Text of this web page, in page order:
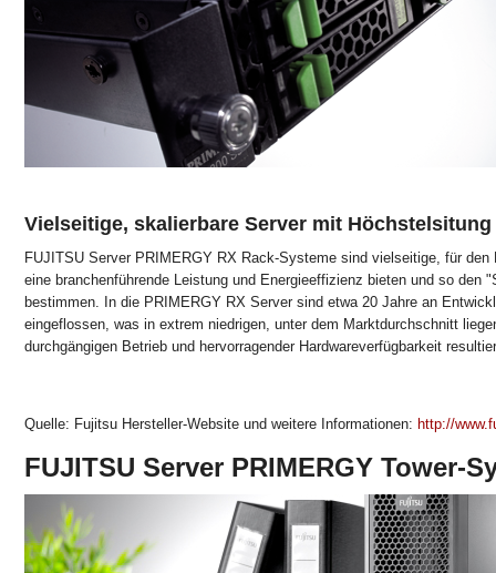
Vielseitige, skalierbare Server mit Höchstelsitung
FUJITSU Server PRIMERGY RX Rack-Systeme sind vielseitige, für den
eine branchenführende Leistung und Energieeffizienz bieten und so den
bestimmen. In die PRIMERGY RX Server sind etwa 20 Jahre an
eingeflossen, was in extrem niedrigen, unter dem Marktdurchschnitt
durchgängigen Betrieb und hervorragender Hardwareverfügbarkeit
Quelle: Fujitsu Hersteller-Website und weitere Informationen: http://
FUJITSU Server PRIMERGY Tower-